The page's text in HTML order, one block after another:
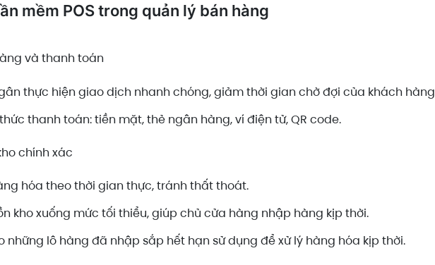
mềm POS trong quản lý bán hàng
và thanh toán
thực hiện giao dịch nhanh chóng, giảm thời gian chờ đợi của khách
thanh toán: tiền mặt, thẻ ngân hàng, ví điện tử, QR code.
chính xác
hóa theo thời gian thực, tránh thất thoát.
kho xuống mức tối thiểu, giúp chủ cửa hàng nhập hàng kịp thời.
những lô hàng đã nhập sắp hết hạn sử dụng để xử lý hàng hóa kịp thời.